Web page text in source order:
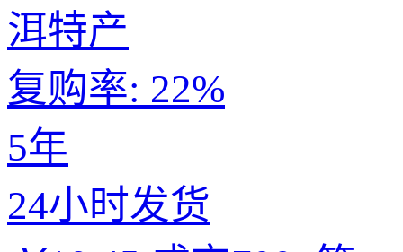
洱特产
复购率: 22%
5年
24小时发货